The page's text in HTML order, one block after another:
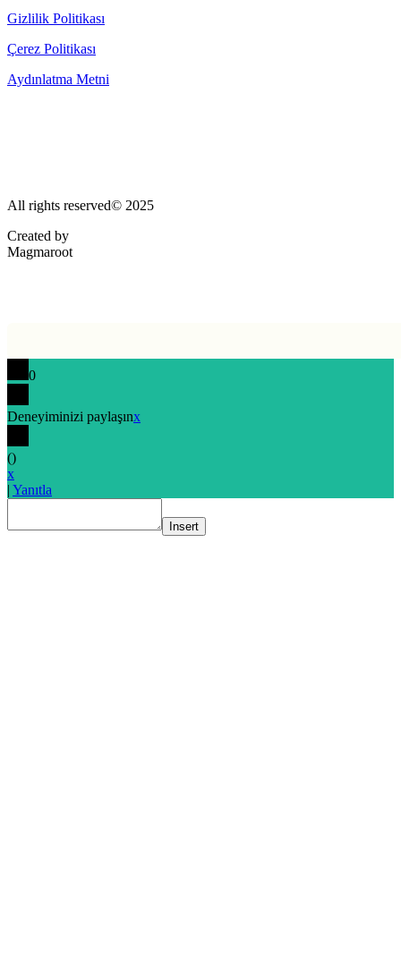
Gizlilik Politikası
Çerez Politikası
Aydınlatma Metni
All rights reserved© 2025
Created by
Magmaroot
0
Deneyiminizi paylaşınx
()
x
| Yanıtla
Insert